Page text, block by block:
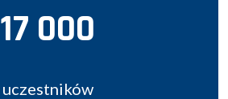
17 000
uczestników